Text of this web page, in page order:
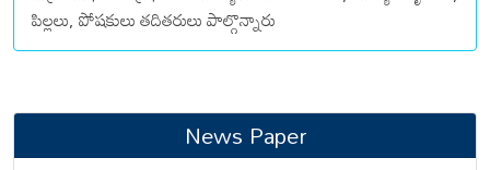
పిల్లలు, పోషకులు తదితరులు పాల్గొన్నారు
News Paper